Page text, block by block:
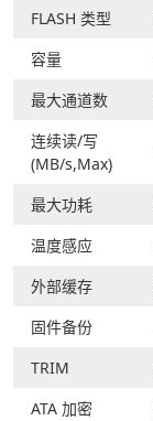
FLASH 类型
容量
最大通道数
连续读/写
(MB/s,Max)
最大功耗
温度感应
外部缓存
固件备份
TRIM
ATA 加密